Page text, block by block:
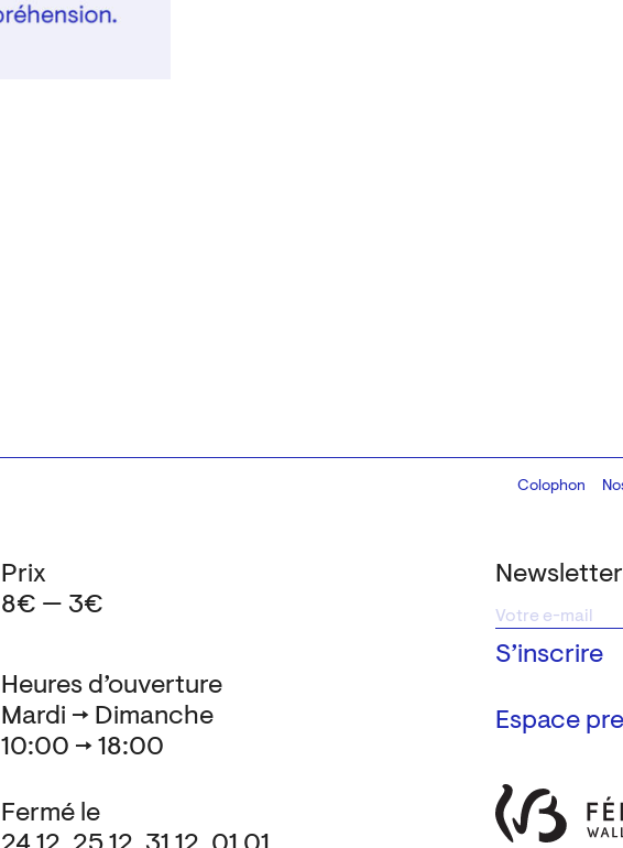
Newsletter
Espace
Heures d’ouverture
Mardi → Dimanche
10:00 → 18:00
Fermé le
Prix
8€ — 3€
Colophon
Design:Marcel